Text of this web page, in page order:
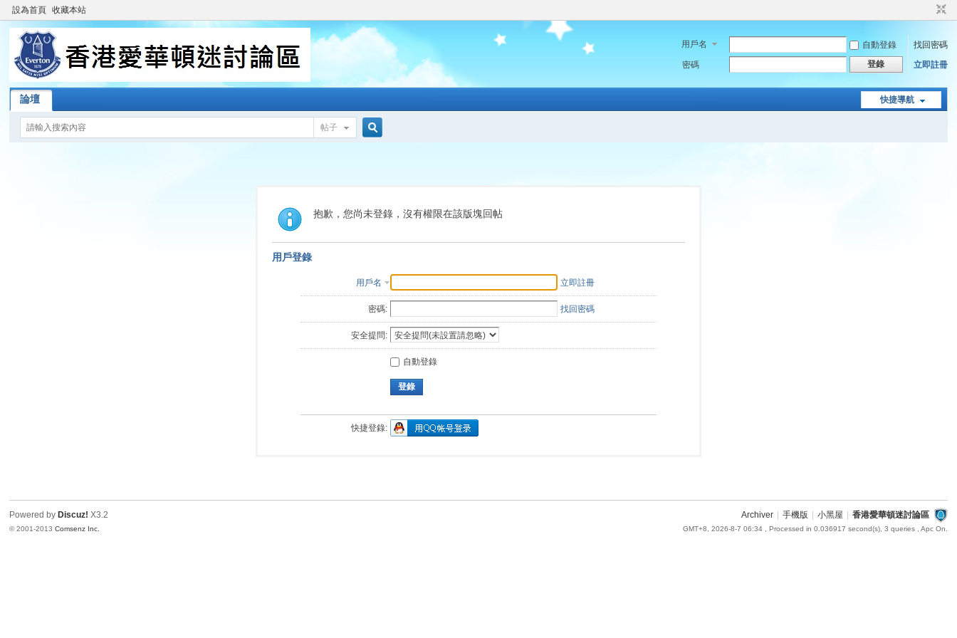
設為首頁 收藏本站
用戶名 自動登錄
找回密碼
密碼
登錄 立即註冊
快捷導航
論壇
帖子
索
抱歉，您尚未登錄，沒有權限在該版塊回帖
用戶登錄
用戶名 立即註冊
密碼: 找回密碼
安全提問:
自動登錄
登錄
快捷登錄:
Archiver 手機版 小黑屋 香港愛華頓迷討論區
GMT+8, 2026-8-7 06:34, Processed in 0.036917 second(s), 3 queries , Apc On.
Powered by Discuz! X3.2
© 2001-2013Comsenz Inc.